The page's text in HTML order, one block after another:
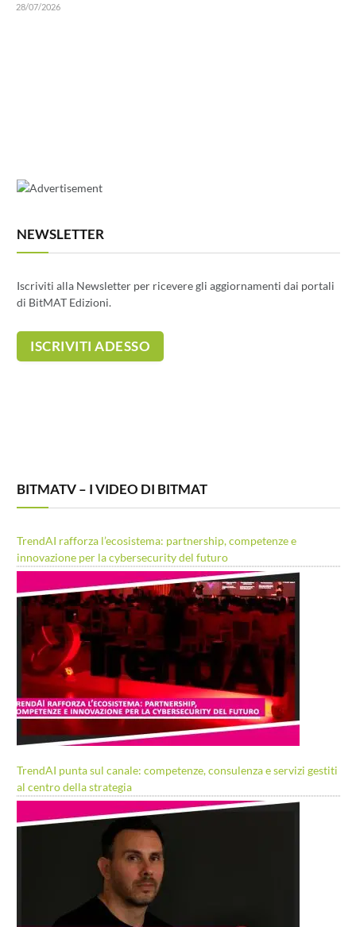
28/07/2026
NEWSLETTER
Iscriviti alla Newsletter per ricevere gli aggiornamenti dai portali
di BitMAT Edizioni.
BITMATV – I VIDEO DI BITMAT
TrendAI rafforza l’ecosistema: partnership, competenze e
innovazione per la cybersecurity del futuro
TrendAI punta sul canale: competenze, consulenza e servizi gestiti
al centro della strategia